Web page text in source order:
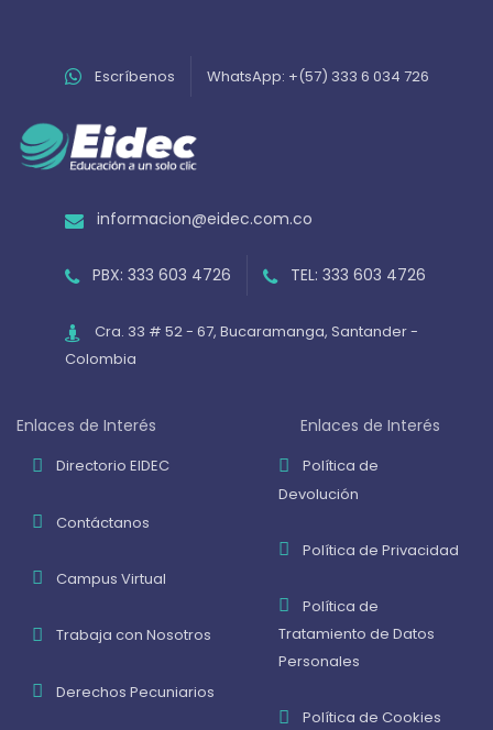
Escríbenos WhatsApp: +(57) 333 6 034 726
informacion@eidec.com.co
PBX: 333 603 4726 TEL: 333 603 4726
Cra. 33 # 52 - 67, Bucaramanga, Santander -
Colombia
Enlaces de Interés
Directorio EIDEC
Contáctanos
Campus Virtual
Trabaja con Nosotros
Derechos Pecuniarios
Enlaces de Interés
Política de
Devolución
Política de Privacidad
Política de
Tratamiento de Datos
Personales
Política de Cookies